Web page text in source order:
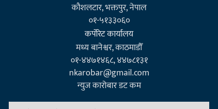
कौशलटार, भक्तपुर, नेपाल
०१-५१३३०६०
कर्पाेरेट कार्यालय
मध्य बानेश्वर, काठमाडौँ
०१-४४७१४६८, ४४७८१३१
nkarobar@gmail.com
न्युज कारोबार डट कम